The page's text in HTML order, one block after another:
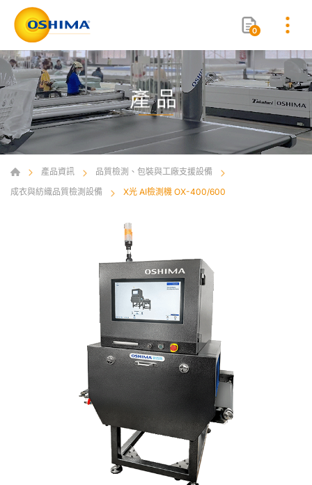
0
產品
產品資訊
品質檢測、包裝與工廠支援設備
成衣與紡織品質檢測設備
X光 AI檢測機 OX-400/600